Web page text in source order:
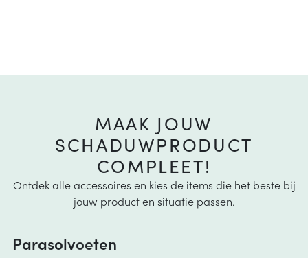
MAAK JOUW
SCHADUWPRODUCT
COMPLEET!
Ontdek alle accessoires en kies de items die het beste bij
jouw product en situatie passen.
Parasolvoeten